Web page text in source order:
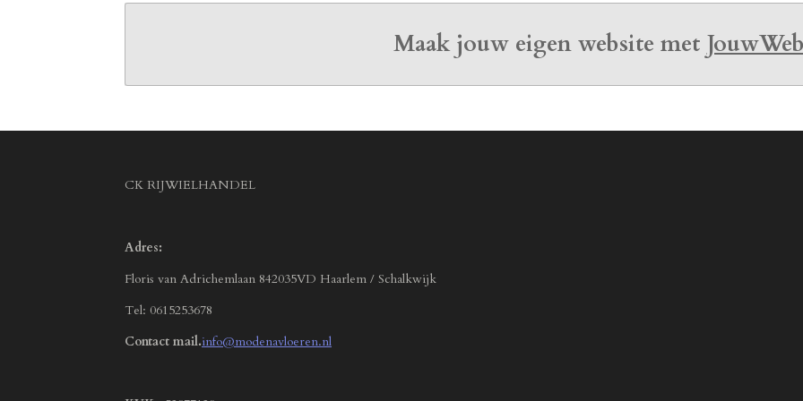
Maak jouw eigen website met
CK RIJWIELHANDEL
Adres:
Floris van Adrichemlaan 842035VD Haarlem / Schalkwijk
Tel: 0615253678
Contact mail.info@modenavloeren.nl